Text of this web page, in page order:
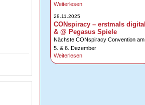
Weiterlesen
28.11.2025
CONspiracy – erstmals digital
& @ Pegasus Spiele
Nächste CONspiracy Convention am
5. & 6. Dezember
Weiterlesen